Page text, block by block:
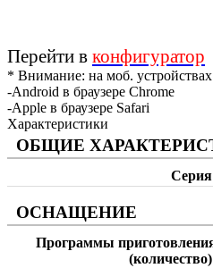
Перейти в конфигуратор
* Внимание: на моб. устройствах
-Android в браузере Chrome
-Apple в браузере Safari
Характеристики
ОБЩИЕ
Серия
ОСНАЩЕНИЕ
Программы
(количество)